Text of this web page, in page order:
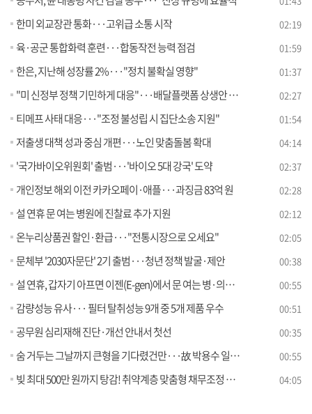
한미 외교장관 통화···고위급 소통 시작 02:19
육·공군 통합화력 훈련···합동작전 능력 점검 01:59
한은, 지난해 성장률 2%···"정치 불확실 영향" 01:37
"미 신정부 정책 기민하게 대응"···배달플랫폼 상생안 발표 02:27
티메프 사태 대응···"조정 불성립 시 집단소송 지원" 01:54
저출생 대책 성과 중심 개편···노인 맞춤돌봄 확대 04:14
'국가바이오위원회' 출범···'바이오 5대 강국' 도약 02:37
개인정보 해외 이전 카카오페이·애플···과징금 83억 원 02:28
설 연휴 문 여는 병원에 진찰료 추가 지원 02:12
온누리상품권 할인·환급···"전통시장으로 오세요" 02:05
문체부 '2030자문단' 2기 출범···청년 정책 발굴·제안 00:38
설 연휴, 갑자기 아프면 이젠(E-gen)에서 문 여는 병·의원 찾으세요 00:55
감량성능 유사··· 필터 탈취성능 9개 중 5개 제품 우수 00:51
공무원 심리재해 진단·개선 안내서 첫선 00:35
숨 거두는 그날까지 큰형을 기다렸건만···故 박용수 일병, 안타까움 속 가족의 품으로 00:55
빚 최대 500만 원까지 탕감! 취약계층 맞춤형 채무조정 지원 강화 [클릭K+] 04:05